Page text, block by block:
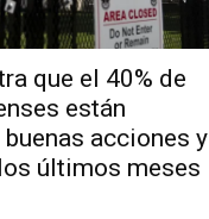
que el 40% de
están
acciones y
últimos meses